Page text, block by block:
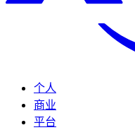
个人
商业
平台